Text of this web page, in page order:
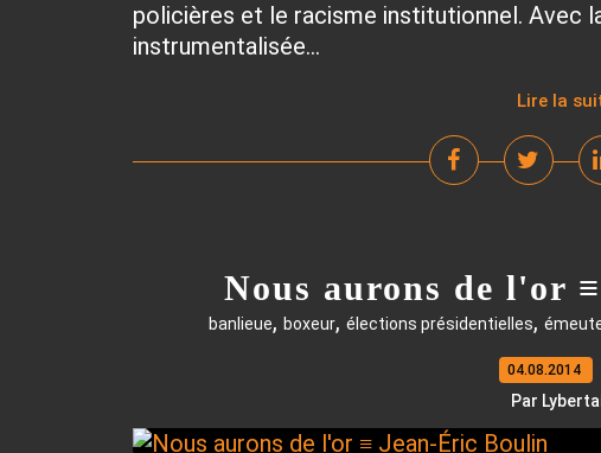
policières et le racisme institutionnel. Avec
instrumentalisée...
Lire la
Nous aurons de l'or
banlieue, boxeur, élections présidentielles,
04.08.2014
Par